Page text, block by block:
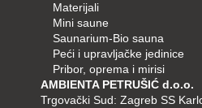
Materijali
Mini saune
Saunarium-Bio sauna
Peći i upravljačke jedinice
Pribor, oprema i mirisi
AMBIENTA PETRUŠIĆ d.o.o.
Trgovački Sud: Zagreb SS